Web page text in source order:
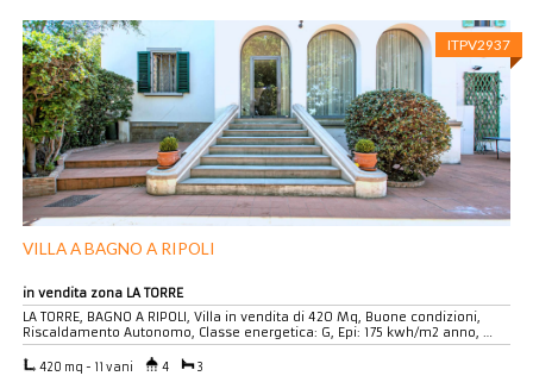
ITPV2937
VILLA A BAGNO A RIPOLI
in vendita zona LA TORRE
LA TORRE, BAGNO A RIPOLI, Villa in vendita di 420 Mq, Buone condizioni,
Riscaldamento Autonomo, Classe energetica: G, Epi: 175 kwh/m2 anno, …
420 mq - 11 vani 4
3